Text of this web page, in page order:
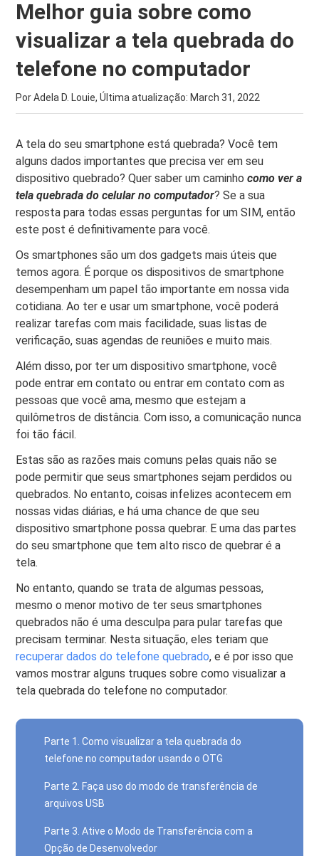
Melhor guia sobre como
visualizar a tela quebrada do
telefone no computador
Por Adela D. Louie, Última atualização: March 31, 2022
A tela do seu smartphone está quebrada? Você tem
alguns dados importantes que precisa ver em seu
dispositivo quebrado? Quer saber um caminhocomo ver a
tela quebrada do celular no computador? Se a sua
resposta para todas essas perguntas for um SIM, então
este post é definitivamente para você.
Os smartphones são um dos gadgets mais úteis que
temos agora. É porque os dispositivos de smartphone
desempenham um papel tão importante em nossa vida
cotidiana. Ao ter e usar um smartphone, você poderá
realizar tarefas com mais facilidade, suas listas de
verificação, suas agendas de reuniões e muito mais.
Além disso, por ter um dispositivo smartphone, você
pode entrar em contato ou entrar em contato com as
pessoas que você ama, mesmo que estejam a
quilômetros de distância. Com isso, a comunicação nunca
foi tão fácil.
Estas são as razões mais comuns pelas quais não se
pode permitir que seus smartphones sejam perdidos ou
quebrados. No entanto, coisas infelizes acontecem em
nossas vidas diárias, e há uma chance de que seu
dispositivo smartphone possa quebrar. E uma das partes
do seu smartphone que tem alto risco de quebrar é a
tela.
No entanto, quando se trata de algumas pessoas,
mesmo o menor motivo de ter seus smartphones
quebrados não é uma desculpa para pular tarefas que
precisam terminar. Nesta situação, eles teriam que
recuperar dados do telefone quebrado, e é por isso que
vamos mostrar alguns truques sobre como visualizar a
tela quebrada do telefone no computador.
Parte 1. Como visualizar a tela quebrada do
telefone no computador usando o OTG
Parte 2. Faça uso do modo de transferência de
arquivos USB
Parte 3. Ative o Modo de Transferência com a
Opção de Desenvolvedor